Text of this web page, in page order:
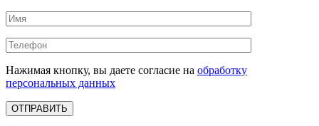
Нажимая кнопку, вы даете согласие на обработку
персональных данных